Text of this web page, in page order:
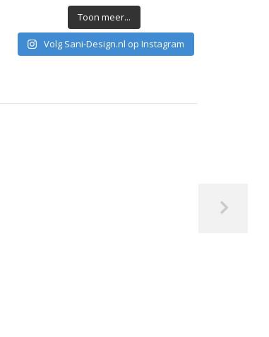
Toon meer...
Volg Sani-Design.nl op Instagram